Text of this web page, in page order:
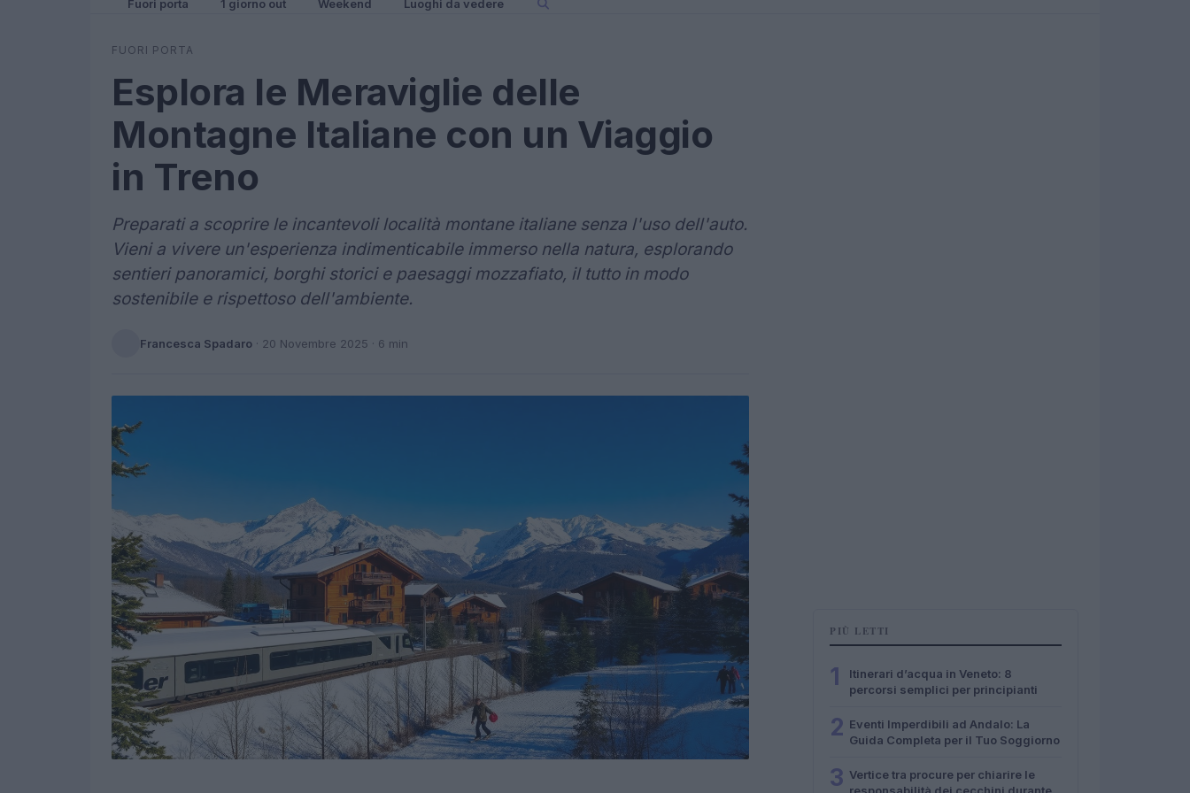
Fuori porta 1 giorno out Weekend Luoghi da vedere
FUORI PORTA
Esplora le Meraviglie delle
Montagne Italiane con un Viaggio
in Treno
Preparati a scoprire le incantevoli località montane italiane senza l'uso dell'auto.
Vieni a vivere un'esperienza indimenticabile immerso nella natura, esplorando
sentieri panoramici, borghi storici e paesaggi mozzafiato, il tutto in modo
sostenibile e rispettoso dell'ambiente.
Francesca Spadaro · 20 Novembre 2025 · 6 min
PIÙ LETTI
1
Itinerari d’acqua in Veneto: 8
percorsi semplici per principianti
2 Eventi Imperdibili ad Andalo: La
Guida Completa per il Tuo Soggiorno
3 Vertice tra procure per chiarire le